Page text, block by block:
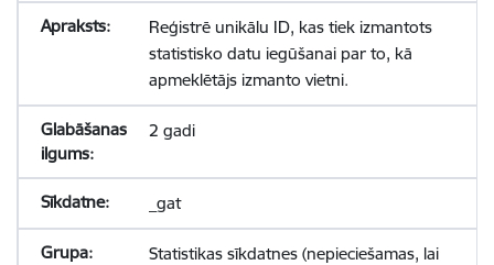
Reģistrē unikālu ID, kas tiek izmantots
statistisko datu iegūšanai par to, kā
apmeklētājs izmanto vietni.
2 gadi
_gat
Statistikas sīkdatnes (nepieciešamas, lai